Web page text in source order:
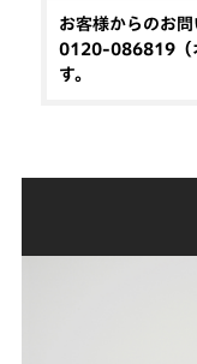
お客様からのお
0120-086819（
す。